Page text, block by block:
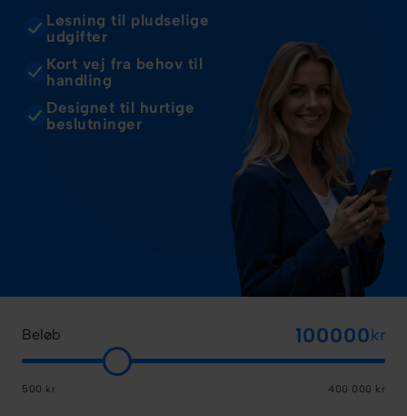
Løsning til pludselige
udgifter
Kort vej fra behov til
handling
Designet til hurtige
beslutninger
Beløb kr
500 kr 400 000 kr